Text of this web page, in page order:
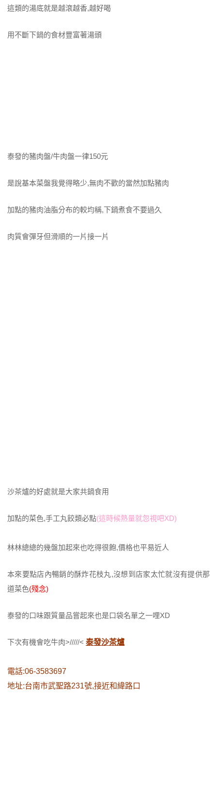
這類的湯底就是越滾越香,越好喝
用不斷下鍋的食材豐富著湯頭
泰發的豬肉盤/牛肉盤一律150元
是說基本菜盤我覺得略少,無肉不歡的當然加點豬肉
加點的豬肉油脂分布的較均稱,下鍋煮食不要過久
肉質會彈牙但滑順的一片接一片
沙茶爐的好處就是大家共鍋食用
加點的菜色,手工丸餃類必點(這時候熱量就忽視吧XD)
林林總總的幾盤加起來也吃得很飽,價格也平易近人
本來要點店內暢銷的酥炸花枝丸,沒想到店家太忙就沒有提供那
道菜色(殘念)
泰發的口味跟質量品嘗起來也是口袋名單之一哩XD
下次有機會吃牛肉>/////< 泰發沙茶爐
電話:06-3583697
地址:台南市武聖路231號,接近和緯路口